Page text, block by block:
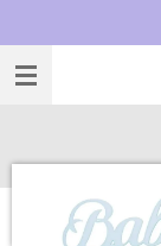
direct
naar